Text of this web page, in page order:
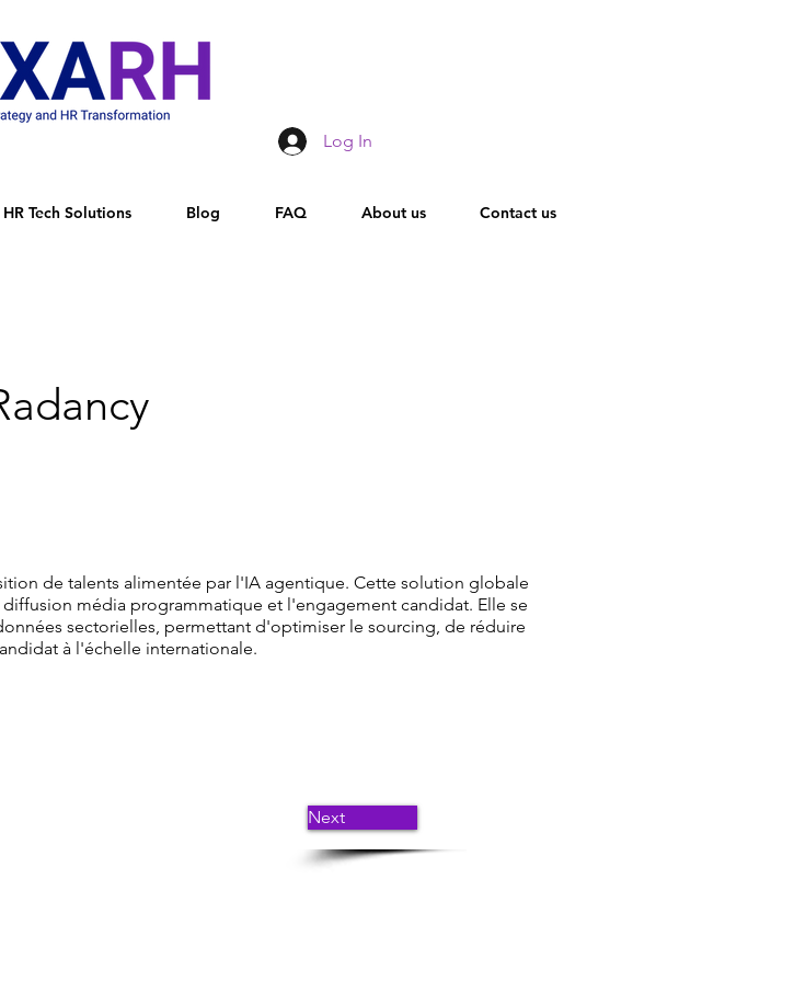
Log In
HR Tech Solutions Blog FAQ About us Contact us
de talents alimentée par l'IA agentique. Cette solution globale
média programmatique et l'engagement candidat. Elle se
sectorielles, permettant d'optimiser le sourcing, de réduire
à l'échelle internationale.
Next